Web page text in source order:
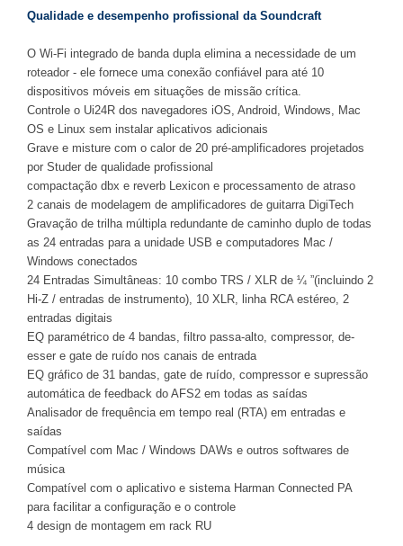
Qualidade e desempenho profissional da Soundcraft
O Wi-Fi integrado de banda dupla elimina a necessidade de um
roteador - ele fornece uma conexão confiável para até 10
dispositivos móveis em situações de missão crítica.
Controle o Ui24R dos navegadores iOS, Android, Windows, Mac
OS e Linux sem instalar aplicativos adicionais
Grave e misture com o calor de 20 pré-amplificadores projetados
por Studer de qualidade profissional
compactação dbx e reverb Lexicon e processamento de atraso
2 canais de modelagem de amplificadores de guitarra DigiTech
Gravação de trilha múltipla redundante de caminho duplo de todas
as 24 entradas para a unidade USB e computadores Mac /
Windows conectados
24 Entradas Simultâneas: 10 combo TRS / XLR de ¼ ”(incluindo 2
Hi-Z / entradas de instrumento), 10 XLR, linha RCA estéreo, 2
entradas digitais
EQ paramétrico de 4 bandas, filtro passa-alto, compressor, de-
esser e gate de ruído nos canais de entrada
EQ gráfico de 31 bandas, gate de ruído, compressor e supressão
automática de feedback do AFS2 em todas as saídas
Analisador de frequência em tempo real (RTA) em entradas e
saídas
Compatível com Mac / Windows DAWs e outros softwares de
música
Compatível com o aplicativo e sistema Harman Connected PA
para facilitar a configuração e o controle
4 design de montagem em rack RU